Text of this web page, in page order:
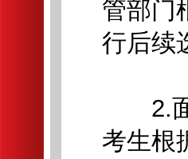
管部门
行后续
2.面
考生根